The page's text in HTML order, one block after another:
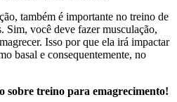
também é importante no treino de
Sim, você deve fazer musculação,
Isso por que ela irá impactar
basal e consequentemente, no
sobre treino para emagrecimento!